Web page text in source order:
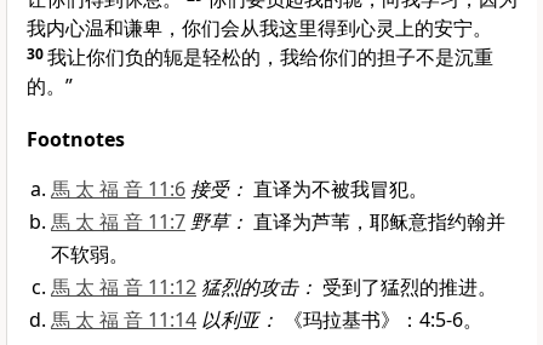
我内心温和谦卑，你们会从我这里得到心灵上的安宁。
30我让你们负的轭是轻松的，我给你们的担子不是沉重
的。”
Footnotes
馬 太 福 音 11:6 接受： 直译为不被我冒犯。
馬 太 福 音 11:7野草： 直译为芦苇，耶稣意指约翰并
不软弱。
馬 太 福 音 11:12 猛烈的攻击： 受到了猛烈的推进。
馬 太 福 音 11:14 以利亚： 《玛拉基书》：4:5-6。